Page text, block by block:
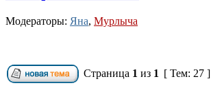
Модераторы: Яна, Мурлыча
Страница 1 из 1 [ Тем: 27 ]